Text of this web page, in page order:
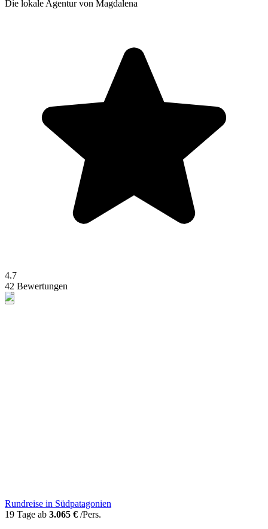
Die lokale Agentur von Magdalena
4.7
42 Bewertungen
Rundreise in Südpatagonien
19 Tage ab 3.065 € /Pers.